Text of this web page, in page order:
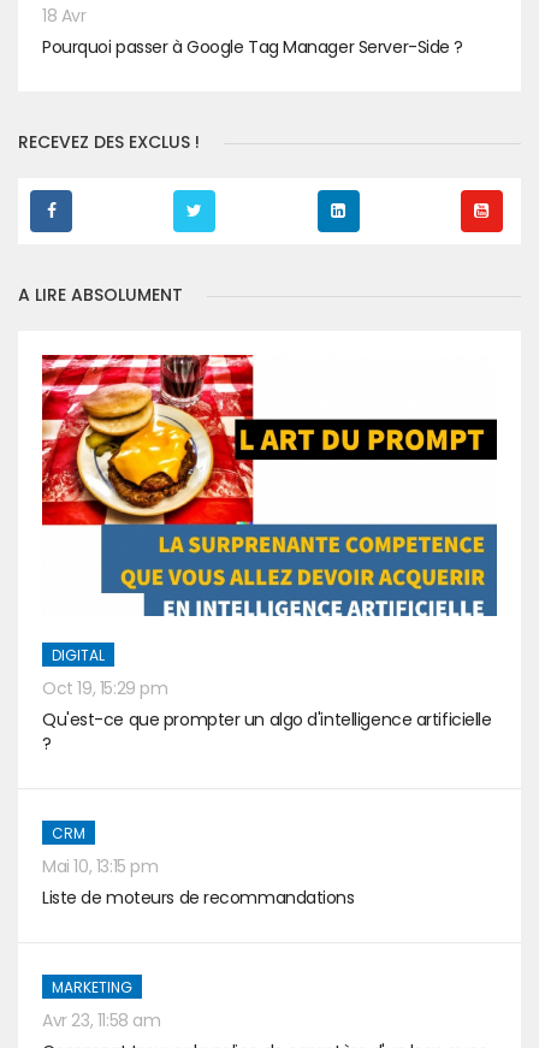
18 Avr
Pourquoi passer à Google Tag Manager Server-Side ?
RECEVEZ DES EXCLUS !
A LIRE ABSOLUMENT
DIGITAL
Oct 19, 15:29 pm
Qu'est-ce que prompter un algo d'intelligence artificielle
?
CRM
Mai 10, 13:15 pm
Liste de moteurs de recommandations
MARKETING
Avr 23, 11:58 am